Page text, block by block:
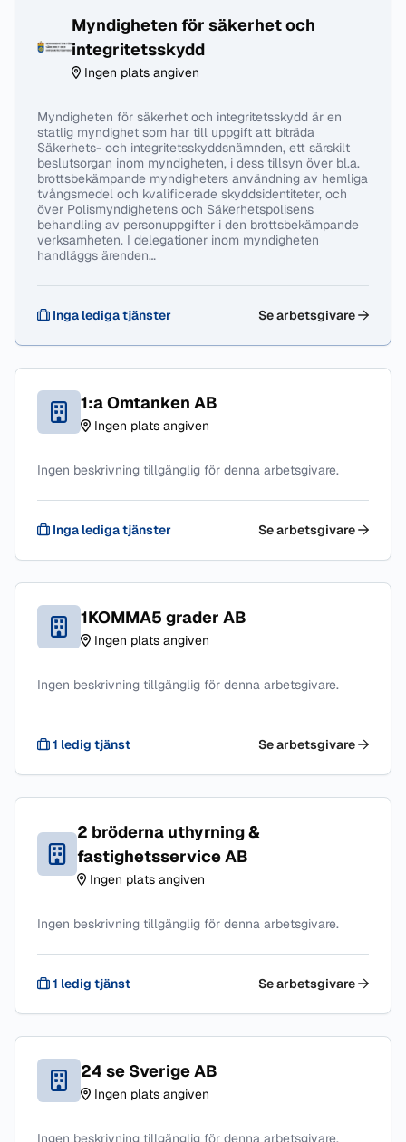
Myndigheten för säkerhet och
integritetsskydd
Ingen plats angiven
Myndigheten för säkerhet och integritetsskydd är en
statlig myndighet som har till uppgift att biträda
Säkerhets- och integritetsskyddsnämnden, ett särskilt
beslutsorgan inom myndigheten, i dess tillsyn över bl.a.
brottsbekämpande myndigheters användning av hemliga
tvångsmedel och kvalificerade skyddsidentiteter, och
över Polismyndighetens och Säkerhetspolisens
behandling av personuppgifter i den brottsbekämpande
verksamheten. I delegationer inom myndigheten
handläggs ärenden…
Inga lediga tjänster Se arbetsgivare
1:a Omtanken AB
Ingen plats angiven
Ingen beskrivning tillgänglig för denna arbetsgivare.
Inga lediga tjänster Se arbetsgivare
1KOMMA5 grader AB
Ingen plats angiven
Ingen beskrivning tillgänglig för denna arbetsgivare.
1 ledig tjänst Se arbetsgivare
2 bröderna uthyrning &
fastighetsservice AB
Ingen plats angiven
Ingen beskrivning tillgänglig för denna arbetsgivare.
1 ledig tjänst Se arbetsgivare
24 se Sverige AB
Ingen plats angiven
Ingen beskrivning tillgänglig för denna arbetsgivare.